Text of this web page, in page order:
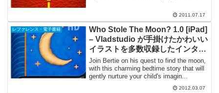
2011.07.17
レファレンス・電子書籍
Who Stole The Moon? 1.0 [iPad]
– Vladstudio が手掛けたかわいい
イラストを多数収録したインタラ
クティブな絵本
Join Bertie on his quest to find the moon,
with this charming bedtime story that will
gently nurture your child's imagin...
2012.03.07